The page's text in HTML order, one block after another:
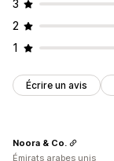
3
2
1
Écrire un avis
Noora & Co.
Émirats arabes unis